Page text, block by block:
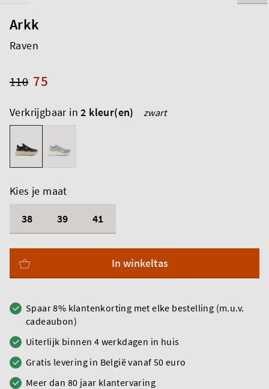
Arkk
Raven
75
110
Verkrijgbaar in2 kleur(en) zwart
Kies je maat
38
39 41
In winkeltas
Spaar 8% klantenkorting met elke bestelling (m.u.v.
cadeaubon)
Uiterlijk binnen 4 werkdagen in huis
Gratis levering in België vanaf 50 euro
Meer dan 80 jaar klantervaring